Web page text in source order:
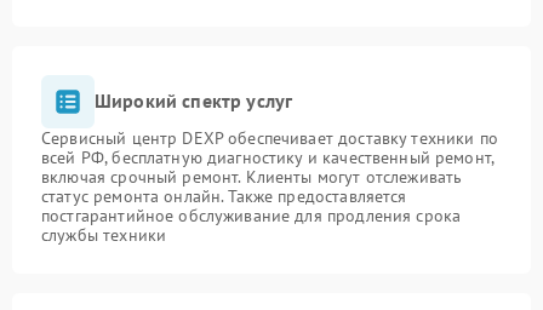
Широкий спектр услуг
Сервисный центр DEXP обеспечивает доставку техники по
всей РФ, бесплатную диагностику и качественный ремонт,
включая срочный ремонт. Клиенты могут отслеживать
статус ремонта онлайн. Также предоставляется
постгарантийное обслуживание для продления срока
службы техники